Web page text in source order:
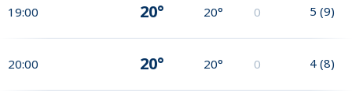
19:00 20° 20° 0 5 (9)
20:00 20° 20° 0 4 (8)